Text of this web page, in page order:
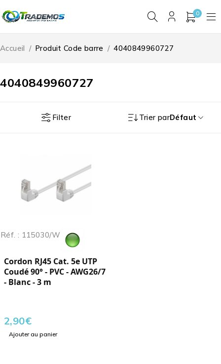
0
4040849960727
Accueil / Produit Code barre / 4040849960727
Filter Trier parDéfaut
Réf. : 115030/W
Cordon RJ45 Cat. 5e UTP
Coudé 90° - PVC - AWG26/7
- Blanc - 3 m
2,90€
Ajouter au panier